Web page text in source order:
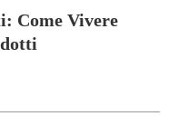
Come Vivere